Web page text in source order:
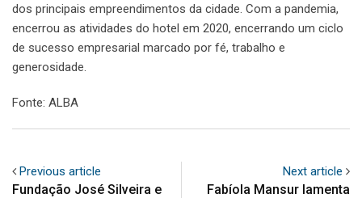
dos principais empreendimentos da cidade. Com a pandemia,
encerrou as atividades do hotel em 2020, encerrando um ciclo
de sucesso empresarial marcado por fé, trabalho e
generosidade.
Fonte: ALBA
Previous article
Fundação José Silveira e
Next article
Fabíola Mansur lamenta